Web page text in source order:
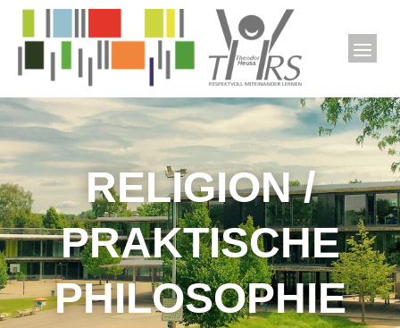
RELIGION /
PRAKTISCHE
PHILOSOPHIE